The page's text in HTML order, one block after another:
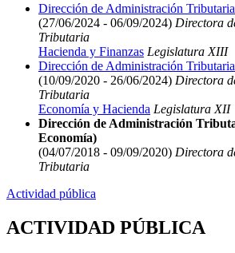
Dirección de Administración Tributaria
(27/06/2024 - 06/09/2024) Directora
Tributaria
Hacienda y Finanzas Legislatura XIII
Dirección de Administración Tributaria
(10/09/2020 - 26/06/2024) Directora
Tributaria
Economía y Hacienda Legislatura XII
Dirección de Administración
Economía)
(04/07/2018 - 09/09/2020) Directora
Tributaria
Actividad pública
ACTIVIDAD PÚBLICA